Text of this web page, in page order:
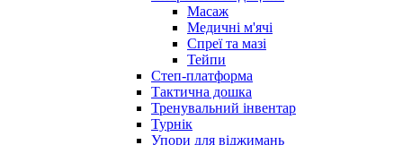
Масаж
Медичні м'ячі
Спреї та мазі
Тейпи
Степ-платформа
Тактична дошка
Тренувальний інвентар
Турнік
Упори для віджимань